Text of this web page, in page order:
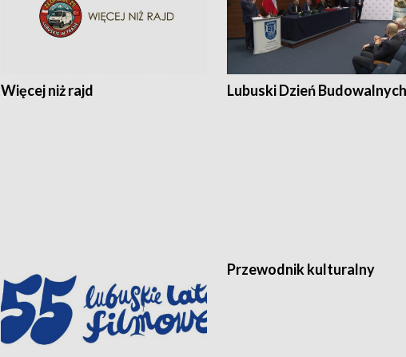
Więcej niż rajd Lubuski Dzień Budowalnych
Przewodnik kulturalny